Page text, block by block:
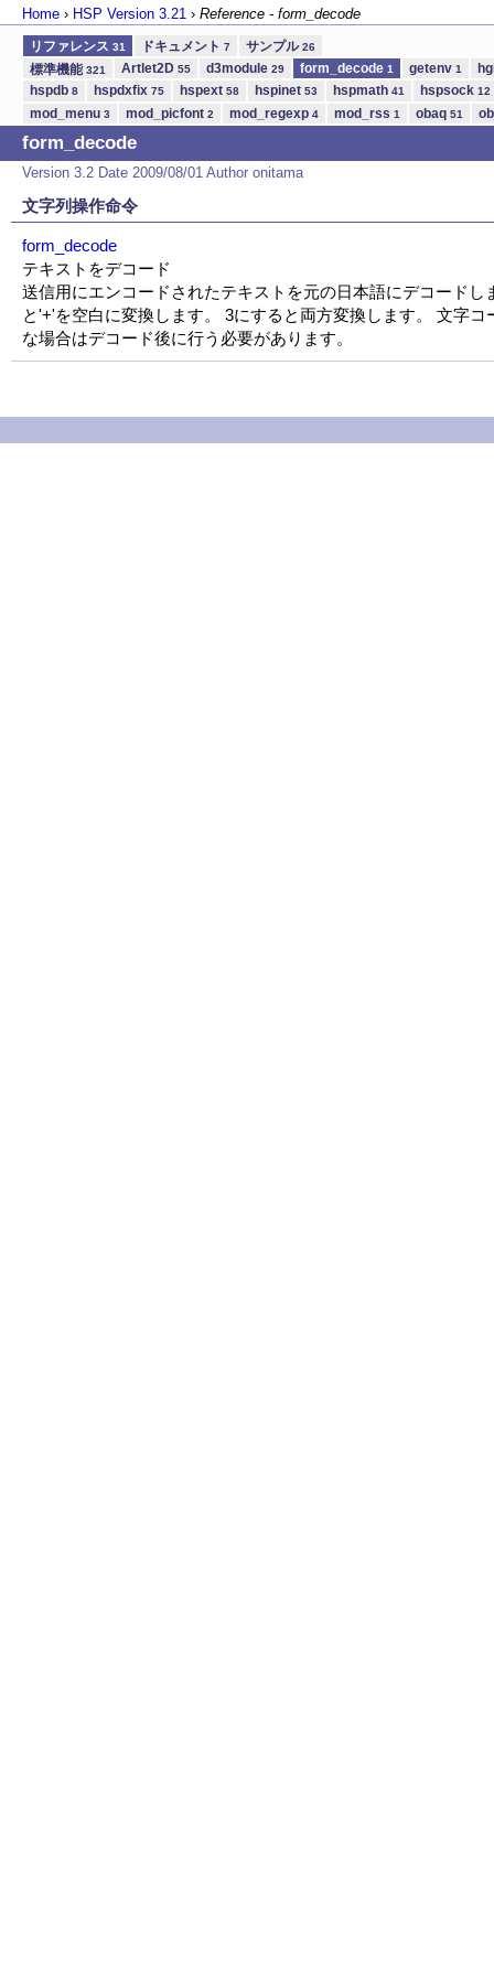
Home › HSP Version 3.21 › Reference - form_decode
リファレンス 31 ドキュメント 7 サンプル26
標準機能321 Artlet2D 55 d3module 29 form_decode 1 getenv 1
hspdb 8 hspdxfix 75 hspext 58 hspinet 53 hspmath 41 hspsock 12
mod_menu 3 mod_picfont 2 mod_regexp 4 mod_rss 1 obaq 51
form_decode
Version 3.2 Date 2009/08/01 Author onitama
文字列操作命令
form_decode
テキストをデコード
送信用にエンコードされたテキストを元の日本語にデコード
と'+'を空白に変換します。 3にすると両方変換します。 文字
な場合はデコード後に行う必要があります。